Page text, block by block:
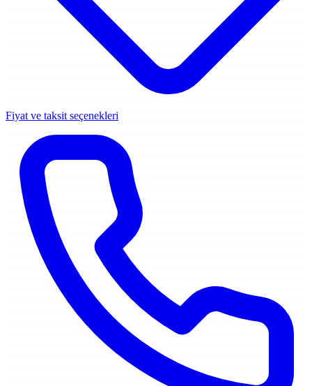
Fiyat ve taksit seçenekleri